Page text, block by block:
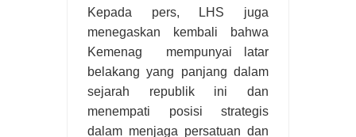
Kepada pers, LHS juga
menegaskan kembali bahwa
Kemenag mempunyai latar
belakang yang panjang dalam
sejarah republik ini dan
menempati posisi strategis
dalam menjaga persatuan dan